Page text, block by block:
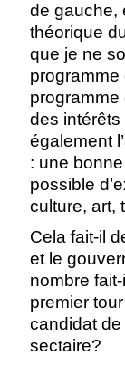
de gauche,
théorique
que je ne
programme
des
également
: une
possible
culture, art,
Cela fait-il
et le
nombre
premier
candidat
sectaire?